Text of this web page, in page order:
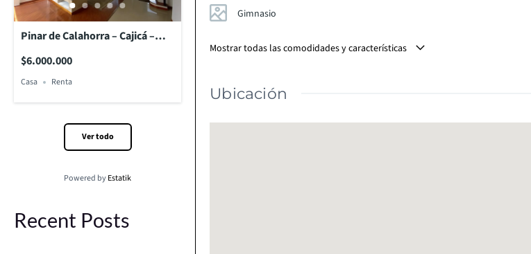
Pinar de Calahorra – Cajicá –
Cundinamarca
$6.000.000
Casa Renta
Ver todo
Powered byEstatik
Recent Posts
Gimnasio
Mostrar todas las comodidades y características
Ubicación